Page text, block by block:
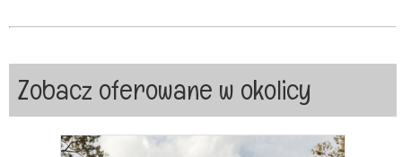
Zobacz oferowane w okolicy